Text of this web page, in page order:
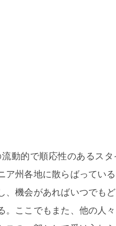
動的で順応性のあるス
ア州各地に散らばってい
、機会があればいつでも
。ここでもまた、他の人